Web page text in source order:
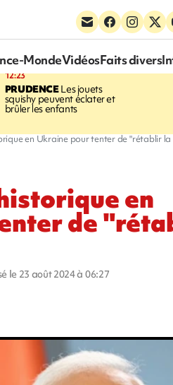
MondeVidéosFaits divers
12:23
PRUDENCELes jouets
squishy peuvent éclater et
brûler les enfants
en Ukraine pour tenter de "rétablir la
en
de
le 23 août 2024 à 06:27